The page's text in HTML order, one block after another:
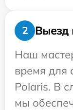
2
Выезд
Наш
время для
Polaris. В
мы